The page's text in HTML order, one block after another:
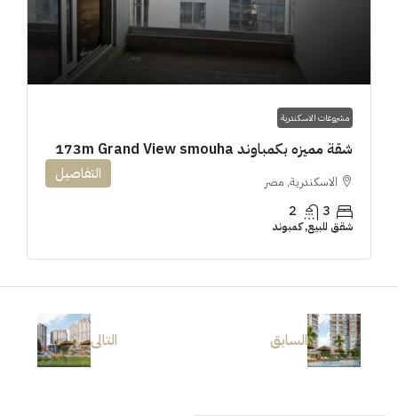
مشروعات الاسكندرية
شقة مميزه بكمباوند 173m Grand View smouha
الاسكندرية, مصر
3
2
شقق للبيع, كمبوند
التفاصيل
السابق التالى